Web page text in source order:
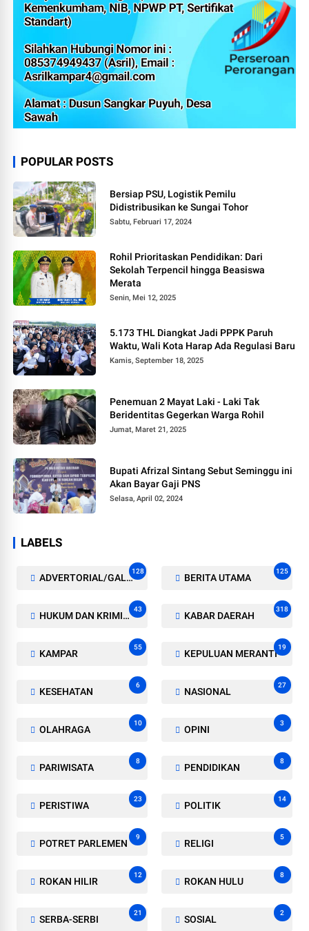
POPULAR POSTS
Bersiap PSU, Logistik Pemilu
Didistribusikan ke Sungai Tohor
Sabtu, Februari 17, 2024
Rohil Prioritaskan Pendidikan: Dari
Sekolah Terpencil hingga Beasiswa
Merata
Senin, Mei 12, 2025
5.173 THL Diangkat Jadi PPPK Paruh
Waktu, Wali Kota Harap Ada Regulasi Baru
Kamis, September 18, 2025
Penemuan 2 Mayat Laki - Laki Tak
Beridentitas Gegerkan Warga Rohil
Jumat, Maret 21, 2025
Bupati Afrizal Sintang Sebut Seminggu ini
Akan Bayar Gaji PNS
Selasa, April 02, 2024
LABELS
ADVERTORIAL/GALERI
128
BERITA UTAMA
125
HUKUM DAN KRIMINAL
43
KABAR DAERAH
318
KAMPAR
55
KEPULUAN MERANTI
19
KESEHATAN
6
NASIONAL
27
OLAHRAGA
10
OPINI
3
PARIWISATA
8
PENDIDIKAN
8
PERISTIWA
23
POLITIK
14
POTRET PARLEMEN
9
RELIGI
5
ROKAN HILIR
12
ROKAN HULU
8
SERBA-SERBI
21
SOSIAL
2